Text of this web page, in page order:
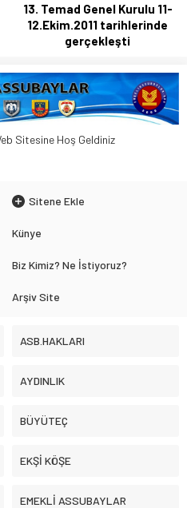
13. Temad Genel Kurulu 11-
12.Ekim.2011 tarihlerinde
gerçekleşti
Sitesine Hoş Geldiniz
Sitene Ekle
Künye
Biz Kimiz? Ne İstiyoruz?
Arşiv Site
ASB.HAKLARI
AYDINLIK
BÜYÜTEÇ
EKŞİ KÖŞE
EMEKLİ ASSUBAYLAR